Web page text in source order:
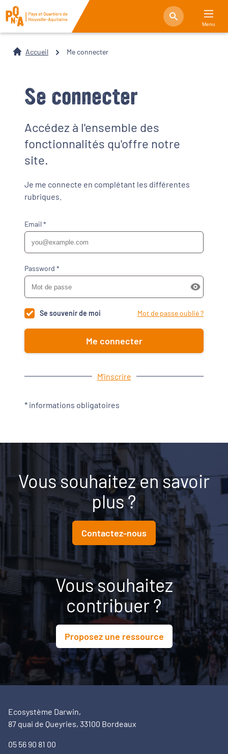
Menu
Accueil Me connecter
Se connecter
Accédez à l'ensemble des
fonctionnalités qu'offre notre
site.
Je me connecte en complétant les différentes
rubriques.
Email *
Password *
Se souvenir de moi Mot de passe oublié ?
Me connecter
M'inscrire
* informations obligatoires
Vous souhaitez en savoir
plus ?
Contactez-nous
Vous souhaitez
contribuer ?
Proposez une ressource
Ecosystème Darwin,
87 quai de Queyries, 33100 Bordeaux
05 56 90 81 00